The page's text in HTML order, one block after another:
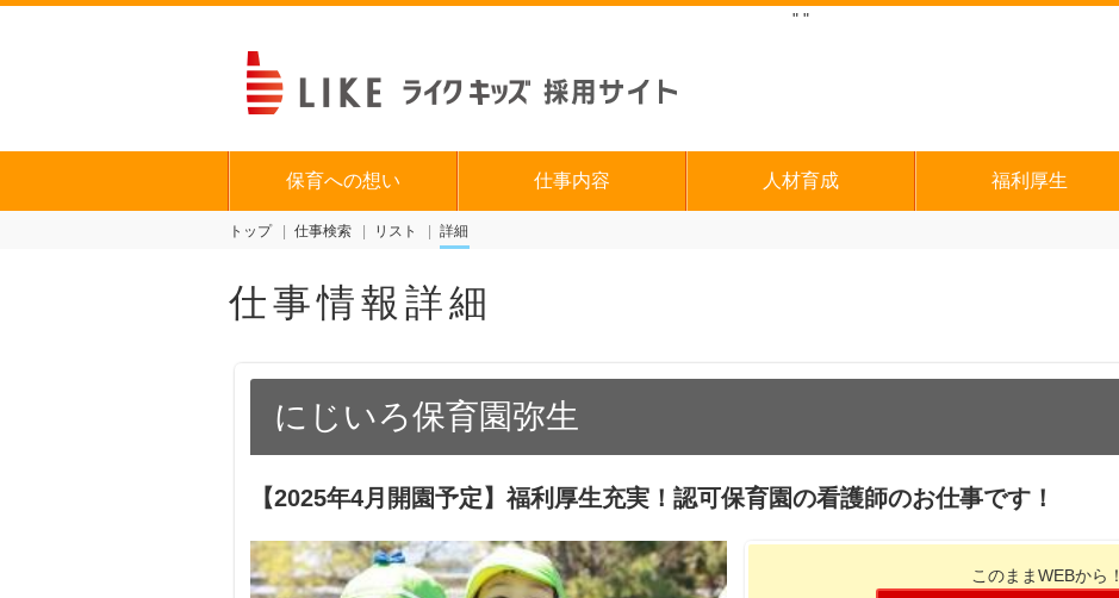
" "
保育への想い 仕事内容 人材育成 福利厚生
トップ 仕事検索 リスト 詳細
仕事情報詳細
にじいろ保育園弥生
【2025年4月開園予定】福利厚生充実！認可保育園の看護師のお仕事です！
このままWEBから！